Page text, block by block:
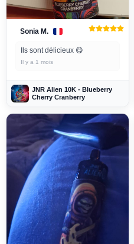
Sonia M.
Ils sont délicieux 😋
Il y a 1 mois
JNR Alien 10K - Blueberry
Cherry Cranberry